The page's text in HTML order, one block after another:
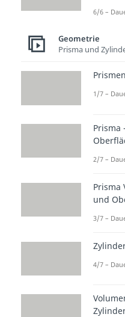
6/6 –
Geometrie
Prisma und
Prismen
1/7 –
Prisma -
2/7 –
Prisma
und
3/7 –
4/7 –